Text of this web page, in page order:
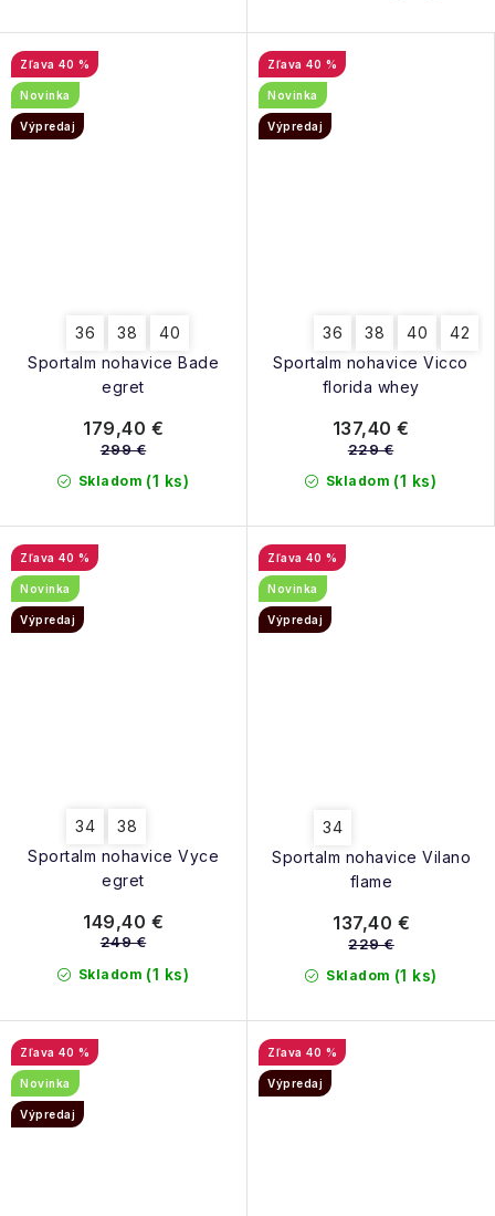
Sportalm nohavice Bade
egret
40 %
Novinka
Výpredaj
36 38 40
Skladom (1 ks)
179,40 €
299 €
Sportalm nohavice Vicco
florida whey
40 %
Novinka
Výpredaj
36 38 40 42
Skladom (1 ks)
137,40 €
229 €
Sportalm nohavice Vyce
egret
40 %
Novinka
Výpredaj
34 38
Skladom (1 ks)
149,40 €
249 €
Sportalm nohavice Vilano
flame
40 %
Novinka
Výpredaj
34
Skladom (1 ks)
137,40 €
229 €
40 %
Novinka
Výpredaj
40 %
Výpredaj